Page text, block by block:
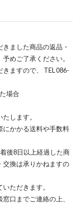
ました商品の返品・
めご了承ください。
ますので、 TEL 086-
場合
します。
にかかる送料や手数料
後8日以上経過した商
交換は承りかねますの
ただきます。
口までご連絡の上、